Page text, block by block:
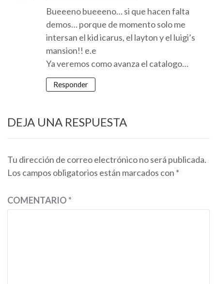
Bueeeno bueeeno… si que hacen falta
demos… porque de momento solo me
intersan el kid icarus, el layton y el luigi’s
mansion!! e.e
Ya veremos como avanza el catalogo…
Responder
DEJA UNA RESPUESTA
Tu dirección de correo electrónico no será publicada.
Los campos obligatorios están marcados con *
COMENTARIO*